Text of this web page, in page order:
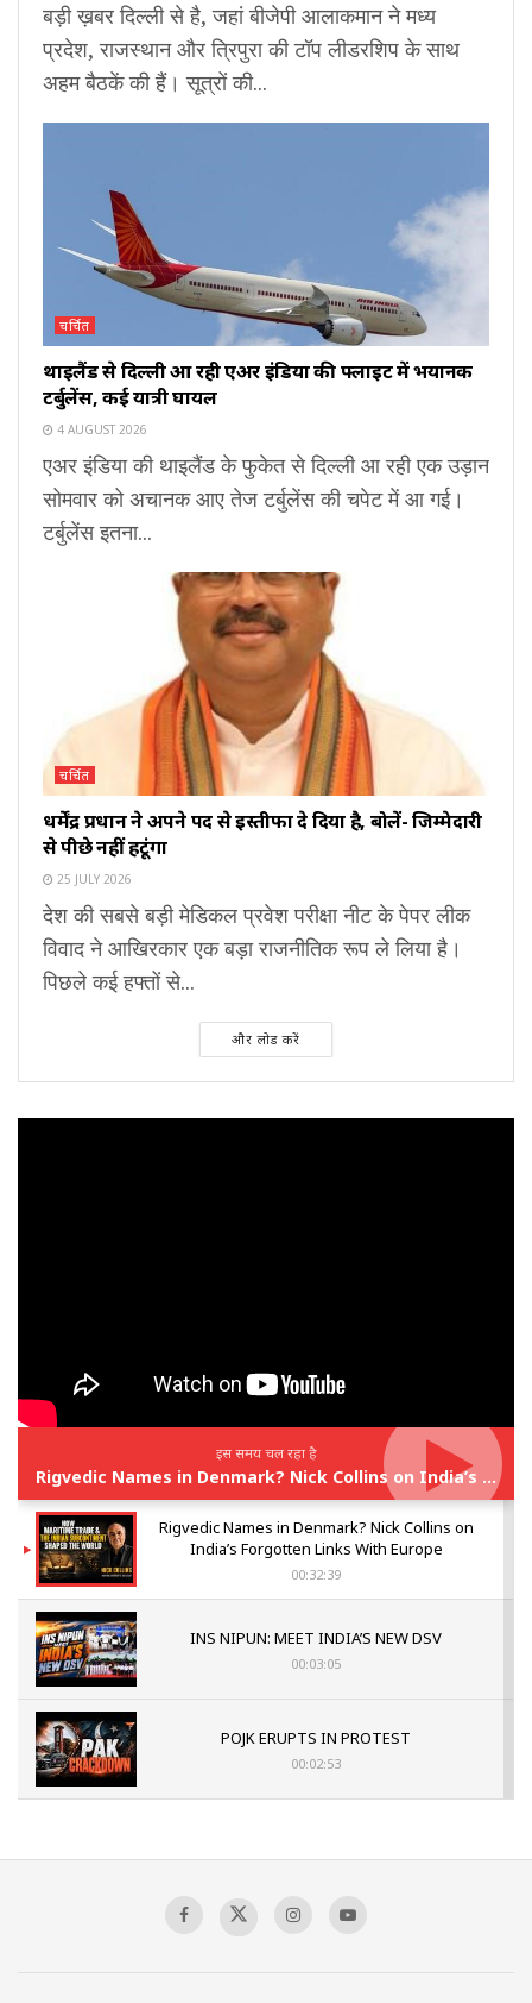
बड़ी ख़बर दिल्ली से है, जहां बीजेपी आलाकमान ने मध्य
प्रदेश, राजस्थान और त्रिपुरा की टॉप लीडरशिप के साथ
अहम बैठकें की हैं। सूत्रों की...
चर्चित
थाइलैंड से दिल्ली आ रही एअर इंडिया की फ्लाइट में भयानक
टर्बुलेंस, कई यात्री घायल
4 AUGUST 2026
एअर इंडिया की थाइलैंड के फुकेत से दिल्ली आ रही एक उड़ान
सोमवार को अचानक आए तेज टर्बुलेंस की चपेट में आ गई।
टर्बुलेंस इतना...
चर्चित
धर्मेंद्र प्रधान ने अपने पद से इस्तीफा दे दिया है, बोलें- जिम्मेदारी
से पीछे नहीं हटूंगा
25 JULY 2026
देश की सबसे बड़ी मेडिकल प्रवेश परीक्षा नीट के पेपर लीक
विवाद ने आखिरकार एक बड़ा राजनीतिक रूप ले लिया है।
पिछले कई हफ्तों से...
और लोड करें
इस समय चल रहा है
Rigvedic Names in Denmark? Nick Collins on India’s Forgotten Links With Europe
Rigvedic Names in Denmark? Nick Collins on
India’s Forgotten Links With Europe
00:32:39
INS NIPUN: MEET INDIA’S NEW DSV
00:03:05
POJK ERUPTS IN PROTEST
00:02:53
Sagar